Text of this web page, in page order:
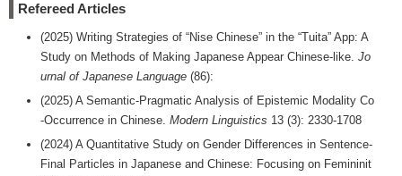
Refereed Articles
(2025) Writing Strategies of “Nise Chinese‪” in the “Tuita‪” App‬‬:‬‬‬‬‬‬‬‬‬‬ A
Study on Methods of Making Japanese Appear Chinese-like. Jo
urnal of Japanese Language (86):
(2025) A Semantic-Pragmatic Analysis of Epistemic Modality Co
-Occurrence in Chinese. Modern Linguistics 13 (3): 2330-1708
(2024) A Quantitative Study on Gender Differences in Sentence-
Final Particles in Japanese and Chinese: Focusing on Femininit